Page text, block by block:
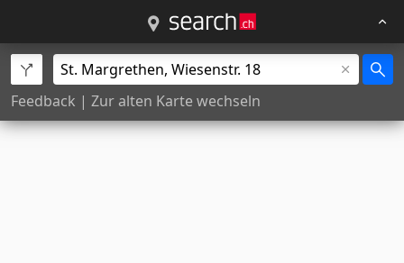
Feedback | Zur alten Karte wechseln